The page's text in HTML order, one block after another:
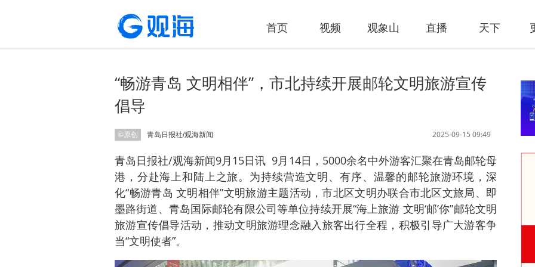
首页 视频 观象山 直播 天下
“畅游青岛 文明相伴”，市北持续开展邮轮文明旅游宣传
倡导
©原创 2025-09-15 09:49
青岛日报社/观海新闻
青岛日报社/观海新闻9月15日讯 9月14日，5000余名中外游客汇聚在青岛邮轮母
港，分赴海上和陆上之旅。为持续营造文明、有序、温馨的邮轮旅游环境，深
化“畅游青岛 文明相伴”文明旅游主题活动，市北区文明办联合市北区文旅局、即
墨路街道、青岛国际邮轮有限公司等单位持续开展“海上旅游 文明‘邮’你”邮轮文明
旅游宣传倡导活动，推动文明旅游理念融入旅客出行全程，积极引导广大游客争
当“文明使者”。